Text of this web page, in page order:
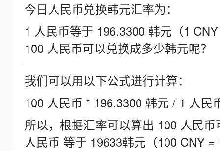
今日人民币兑换韩元汇率为：
1 人民币等于 196.3300 韩元（1
100 人民币可以兑换成多少韩元呢？
我们可以用以下公式进行计算：
100 人民币 * 196.3300 韩元 / 1 人民
所以，根据汇率可以算出 100 人民
人民币 等于 19633韩元（100 CNY =